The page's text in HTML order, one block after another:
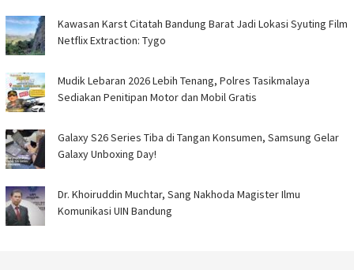
Kawasan Karst Citatah Bandung Barat Jadi Lokasi Syuting Film
Netflix Extraction: Tygo
Mudik Lebaran 2026 Lebih Tenang, Polres Tasikmalaya
Sediakan Penitipan Motor dan Mobil Gratis
Galaxy S26 Series Tiba di Tangan Konsumen, Samsung Gelar
Galaxy Unboxing Day!
Dr. Khoiruddin Muchtar, Sang Nakhoda Magister Ilmu
Komunikasi UIN Bandung